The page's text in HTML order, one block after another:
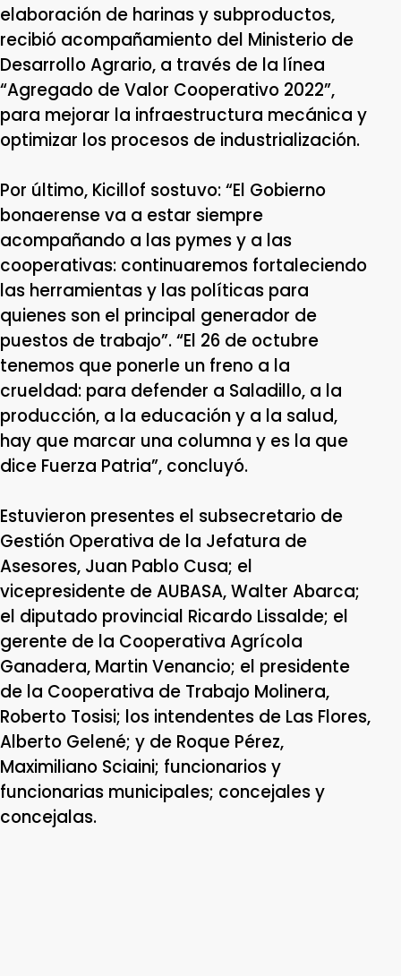
elaboración de harinas y subproductos,
recibió acompañamiento del Ministerio de
Desarrollo Agrario, a través de la línea
“Agregado de Valor Cooperativo 2022”,
para mejorar la infraestructura mecánica y
optimizar los procesos de industrialización.
Por último, Kicillof sostuvo: “El Gobierno
bonaerense va a estar siempre
acompañando a las pymes y a las
cooperativas: continuaremos fortaleciendo
las herramientas y las políticas para
quienes son el principal generador de
puestos de trabajo”. “El 26 de octubre
tenemos que ponerle un freno a la
crueldad: para defender a Saladillo, a la
producción, a la educación y a la salud,
hay que marcar una columna y es la que
dice Fuerza Patria”, concluyó.
Estuvieron presentes el subsecretario de
Gestión Operativa de la Jefatura de
Asesores, Juan Pablo Cusa; el
vicepresidente de AUBASA, Walter Abarca;
el diputado provincial Ricardo Lissalde; el
gerente de la Cooperativa Agrícola
Ganadera, Martin Venancio; el presidente
de la Cooperativa de Trabajo Molinera,
Roberto Tosisi; los intendentes de Las Flores,
Alberto Gelené; y de Roque Pérez,
Maximiliano Sciaini; funcionarios y
funcionarias municipales; concejales y
concejalas.